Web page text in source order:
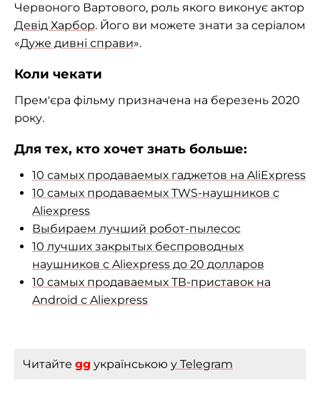
Червоного Вартового, роль якого виконує актор
Девід Харбор. Його ви можете знати за серіалом
«Дуже дивні справи».
Коли чекати
Прем'єра фільму призначена на березень 2020
року.
Для тех, кто хочет знать больше:
10 самых продаваемых гаджетов на AliExpress
10 самых продаваемых TWS-наушников с
Aliexpress
Выбираем лучший робот-пылесос
10 лучших закрытых беспроводных
наушников с Aliexpress до 20 долларов
10 самых продаваемых ТВ-приставок на
Android с Aliexpress
Читайте gg українською у Telegram